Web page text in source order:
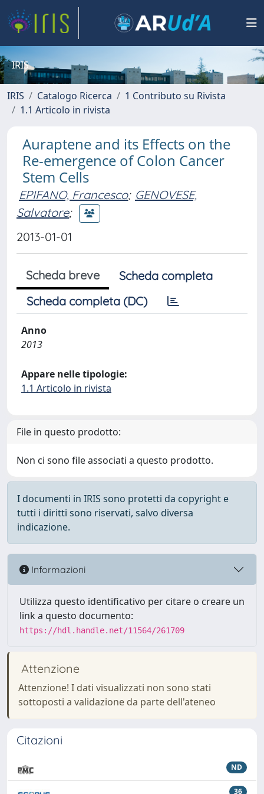
IRIS
IRIS Catalogo Ricerca
1 Contributo su Rivista
1.1 Articolo in rivista
Auraptene and its Effects on the
Re-emergence of Colon Cancer
Stem Cells
EPIFANO, Francesco; GENOVESE,
Salvatore;
2013-01-01
Scheda breve
Scheda completa
Scheda completa (DC)
Anno
2013
Appare nelle tipologie:
1.1 Articolo in rivista
File in questo prodotto:
Non ci sono file associati a questo prodotto.
I documenti in IRIS sono protetti da copyright e
tutti i diritti sono riservati, salvo diversa
indicazione.
Informazioni
Utilizza questo identificativo per citare o creare un
link a questo documento:
https://hdl.handle.net/11564/261709
Attenzione
Attenzione! I dati visualizzati non sono stati
sottoposti a validazione da parte dell'ateneo
Citazioni
ND
36